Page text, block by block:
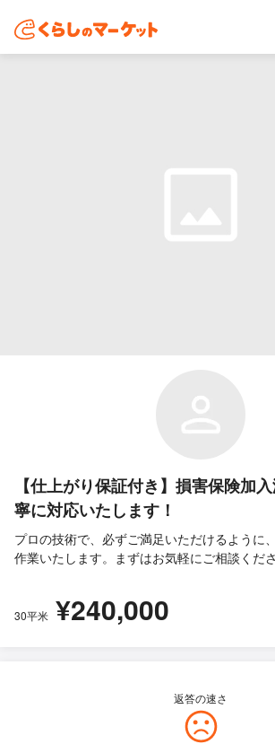
【仕上がり保証付き】損害保険加
寧に対応いたします！
プロの技術で、必ずご満足いただけるように
作業いたします。まずはお気軽にご相談くだ
30平米 ¥240,000
返答の速さ